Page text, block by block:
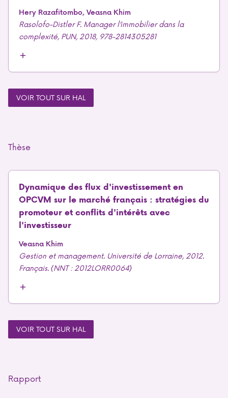
Hery Razafitombo, Veasna Khim
Rasolofo-Distler F. Manager l’immobilier dans la
complexité, PUN, 2018, 978-2814305281
VOIR TOUT SUR HAL
Thèse
Dynamique des flux d'investissement en
OPCVM sur le marché français : stratégies du
promoteur et conflits d'intérêts avec
l'investisseur
Veasna Khim
Gestion et management. Université de Lorraine, 2012.
Français. ⟨NNT : 2012LORR0064⟩
VOIR TOUT SUR HAL
Rapport